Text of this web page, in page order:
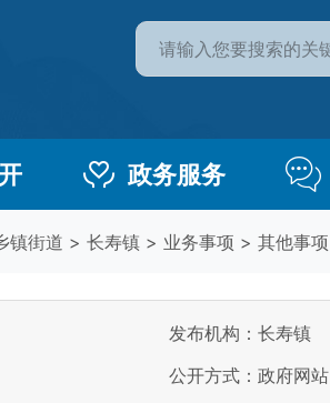
政务服务
镇街道 > 长寿镇 > 业务事项 > 其他事项
发布机构：长寿镇
公开方式：政府网站